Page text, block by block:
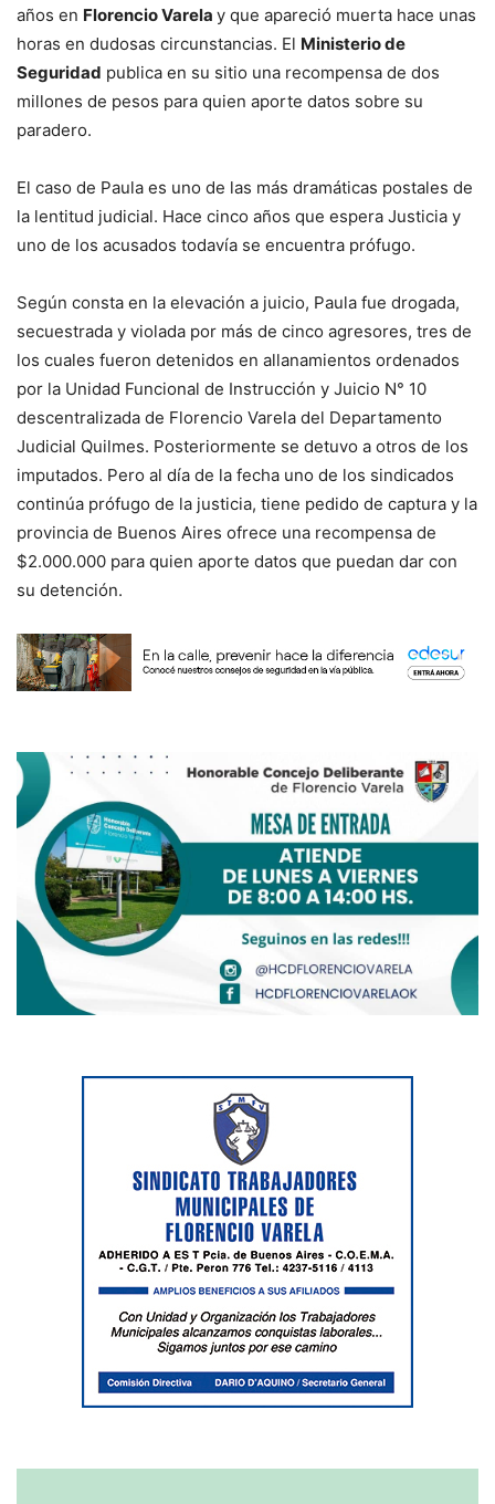
años en Florencio Varela y que apareció muerta hace unas
horas en dudosas circunstancias. El Ministerio de
Seguridad publica en su sitio una recompensa de dos
millones de pesos para quien aporte datos sobre su
paradero.
El caso de Paula es uno de las más dramáticas postales de
la lentitud judicial. Hace cinco años que espera Justicia y
uno de los acusados todavía se encuentra prófugo.
Según consta en la elevación a juicio, Paula fue drogada,
secuestrada y violada por más de cinco agresores, tres de
los cuales fueron detenidos en allanamientos ordenados
por la Unidad Funcional de Instrucción y Juicio N° 10
descentralizada de Florencio Varela del Departamento
Judicial Quilmes. Posteriormente se detuvo a otros de los
imputados. Pero al día de la fecha uno de los sindicados
continúa prófugo de la justicia, tiene pedido de captura y la
provincia de Buenos Aires ofrece una recompensa de
$2.000.000 para quien aporte datos que puedan dar con
su detención.